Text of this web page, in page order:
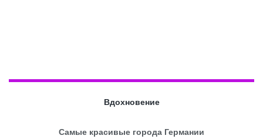
Вдохновение
Самые красивые города Германии